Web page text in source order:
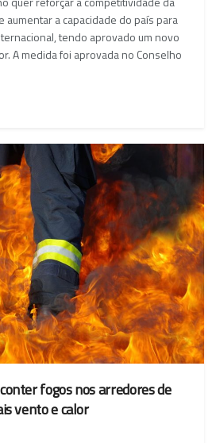
aumentar a capacidade do país para
tendo aprovado um novo
A medida foi aprovada no Conselho
fogos nos arredores de
vento e calor